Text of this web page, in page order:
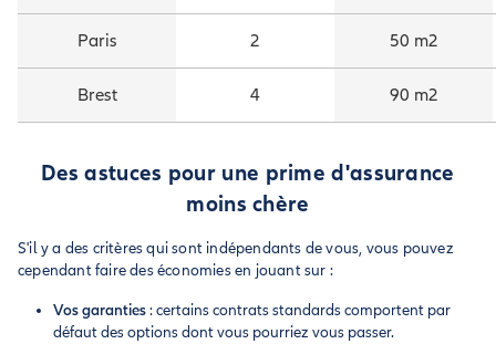
Paris 2 50 m2
Brest 4 90 m2
Des astuces pour une prime d'assurance
moins chère
S'il y a des critères qui sont indépendants de vous, vous pouvez
cependant faire des économies en jouant sur :
Vos garanties: certains contrats standards comportent par
défaut des options dont vous pourriez vous passer.